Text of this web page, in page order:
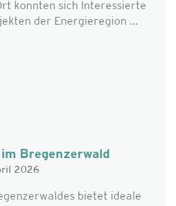
konnten sich Interessierte
der Energieregion ...
Bregenzerwald
2026
bietet ideale